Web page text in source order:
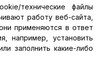
технические файлы
работу веб-сайта,
применяются в ответ
например, установить
заполнить какие-либо